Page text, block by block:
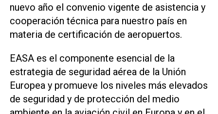
nuevo año el convenio vigente de asistencia y
cooperación técnica para nuestro país en
materia de certificación de aeropuertos.
EASA es el componente esencial de la
estrategia de seguridad aérea de la Unión
Europea y promueve los niveles más elevados
de seguridad y de protección del medio